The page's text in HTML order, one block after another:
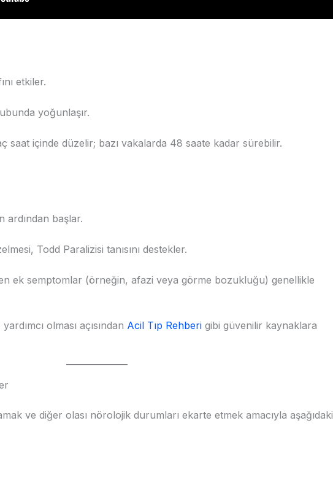
etkiler.
yoğunlaşır.
saat içinde düzelir; bazı vakalarda 48 saate kadar sürebilir.
ardından başlar.
Todd Paralizisi tanısını destekler.
ek semptomlar (örneğin, afazi veya görme bozukluğu) genellikle
olması açısından Acil Tıp Rehberi gibi güvenilir kaynaklara
ve diğer olası nörolojik durumları ekarte etmek amacıyla aşağıdaki